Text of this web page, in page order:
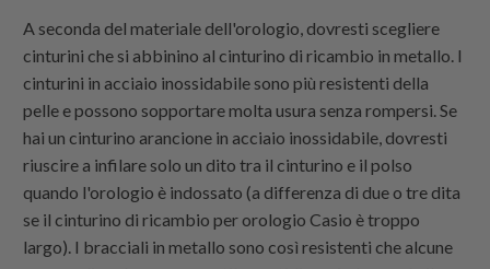
A seconda del materiale dell'orologio, dovresti scegliere
cinturini che si abbinino al cinturino di ricambio in metallo. I
cinturini in acciaio inossidabile sono più resistenti della
pelle e possono sopportare molta usura senza rompersi. Se
hai un cinturino arancione in acciaio inossidabile, dovresti
riuscire a infilare solo un dito tra il cinturino e il polso
quando l'orologio è indossato (a differenza di due o tre dita
se il cinturino di ricambio per orologio Casio è troppo
largo). I bracciali in metallo sono così resistenti che alcune